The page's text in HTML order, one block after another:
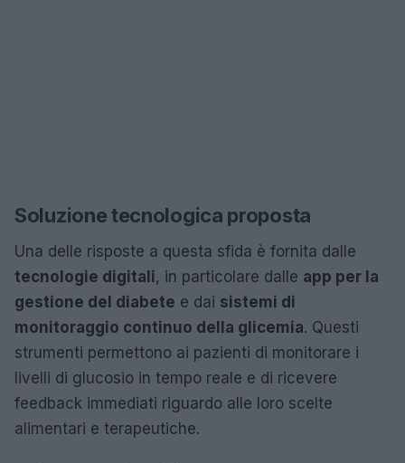
Soluzione tecnologica proposta
Una delle risposte a questa sfida è fornita dalle
tecnologie digitali, in particolare dalle app per la
gestione del diabete e dai sistemi di
monitoraggio continuo della glicemia. Questi
strumenti permettono ai pazienti di monitorare i
livelli di glucosio in tempo reale e di ricevere
feedback immediati riguardo alle loro scelte
alimentari e terapeutiche.